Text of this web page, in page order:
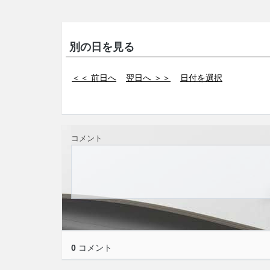
別の日を見る
＜＜ 前日へ 翌日へ ＞＞ 日付を選択
コメント
0 コメント